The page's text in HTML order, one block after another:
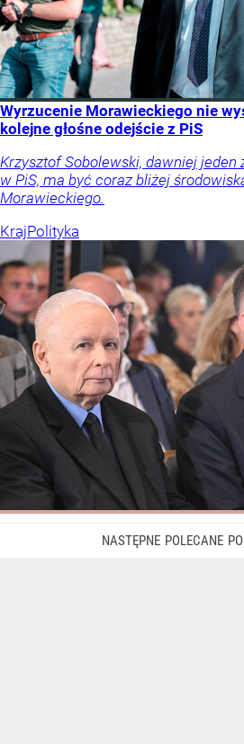
Wyrzucenie Morawieckiego nie
kolejne głośne odejście z PiS
Krzysztof Sobolewski, dawniej jeden
w PiS, ma być coraz bliżej
Morawieckiego.
KrajPolityka